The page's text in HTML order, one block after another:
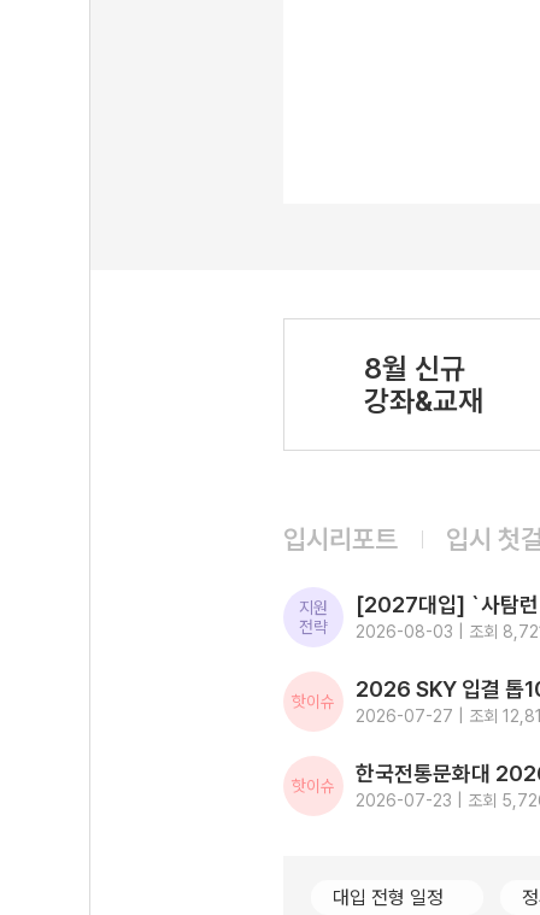
8월 신규
강좌&교재
입시리포트 입시 첫
지원
전략
2026-08-03 | 조회
핫이슈
2026-07-27 | 조회
핫이슈
2026-07-23 | 조회
대입 전형 일정